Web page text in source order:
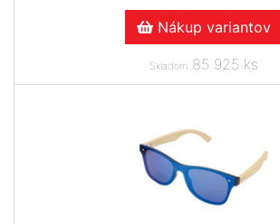
Nákup variantov
Skladom85 925 ks